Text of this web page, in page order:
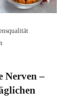
Nerven –